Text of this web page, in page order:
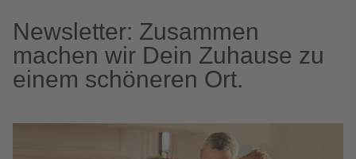
Newsletter: Zusammen
machen wir Dein Zuhause zu
einem schöneren Ort.